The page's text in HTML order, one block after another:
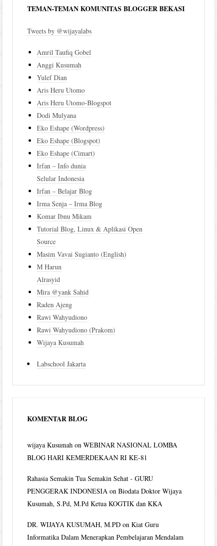
TEMAN-TEMAN KOMUNITAS BLOGGER BEKASI
Tweets by @wijayalabs
Amril Taufiq Gobel
Anggi Kusumah
Yulef Dian
Aris Heru Utomo
Aris Heru Utomo-Blogspot
Dodi Mulyana
Eko Eshape (Wordpress)
Eko Eshape (Blogspot)
Eko Eshape (Cimart)
Irfan – Info dunia
Selular Indonesia
Irfan – Belajar Blog
Irma Senja – Irma Blog
Komar Ibnu Mikam
Tutorial Blog, Linux & Aplikasi Open
Source
Masim Vavai Sugianto (English)
M Harun
Alrasyid
Mira @yank Sahid
Raden Ajeng
Rawi Wahyudiono
Rawi Wahyudiono (Prakom)
Wijaya Kusumah
Labschool Jakarta
KOMENTAR BLOG
wijaya Kusumah onWEBINAR NASIONAL LOMBA
BLOG HARI KEMERDEKAAN RI KE-81
Rahasia Semakin Tua Semakin Sehat - GURU
PENGGERAK INDONESIA onBiodata Doktor Wijaya
Kusumah, S.Pd, M.Pd Ketua KOGTIK dan KKA
DR. WIJAYA KUSUMAH, M.PD onKiat Guru
Informatika Dalam Menerapkan Pembelajaran Mendalam